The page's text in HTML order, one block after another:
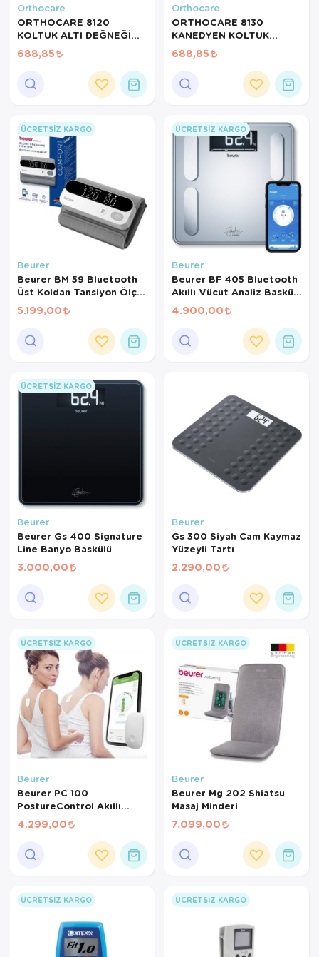
Orthocare
ORTHOCARE 8120
KOLTUK ALTI DEĞNEĞİ
LARGE 1 ADET
688,85
Orthocare
ORTHOCARE 8130
KANEDYEN KOLTUK
DEĞNEĞİ 1 ADET
KATLANIR ÖZELLİKTE
688,85
ÜCRETSIZ KARGO
Beurer
Beurer BM 59 Bluetooth
Üst Koldan Tansiyon Ölçer
– Kablosuz Manşet, Şarj
Edilebilir, Aritmi Tespiti
5.199,00
ÜCRETSIZ KARGO
Beurer
Beurer BF 405 Bluetooth
Akıllı Vücut Analiz Baskülü
– 200 kg Kapasiteli Dijital
Yağ Ölçer
4.900,00
ÜCRETSIZ KARGO
Beurer
Beurer Gs 400 Signature
Line Banyo Baskülü
3.000,00
Beurer
Gs 300 Siyah Cam Kaymaz
Yüzeyli Tartı
2.290,00
ÜCRETSIZ KARGO
Beurer
Beurer PC 100
PostureControl Akıllı
Duruş Eğitmeni –
Bluetooth Bağlantılı
Postür Düzeltici ve Sırt
Sağlığı Destekleyici
4.299,00
ÜCRETSIZ KARGO
Beurer
Beurer Mg 202 Shiatsu
Masaj Minderi
7.099,00
ÜCRETSIZ KARGO ÜCRETSIZ KARGO